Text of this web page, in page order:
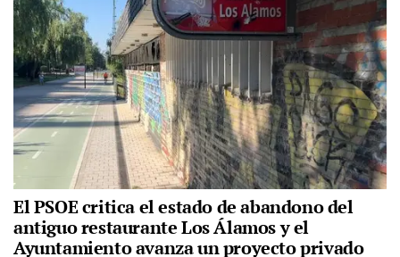
El PSOE critica el estado de abandono del
antiguo restaurante Los Álamos y el
Ayuntamiento avanza un proyecto privado